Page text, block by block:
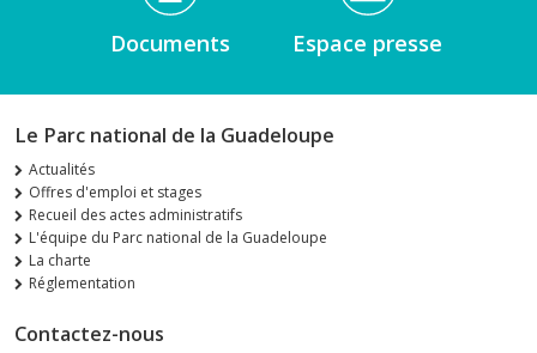
Documents Espace presse
Le Parc national de la Guadeloupe
Actualités
Offres d'emploi et stages
Recueil des actes administratifs
L'équipe du Parc national de la Guadeloupe
La charte
Réglementation
Contactez-nous